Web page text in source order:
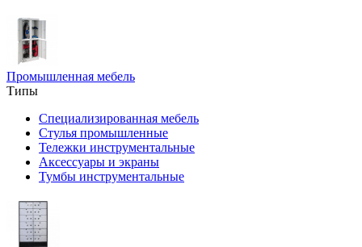
Промышленная мебель
Типы
Специализированная мебель
Стулья промышленные
Тележки инструментальные
Аксессуары и экраны
Тумбы инструментальные